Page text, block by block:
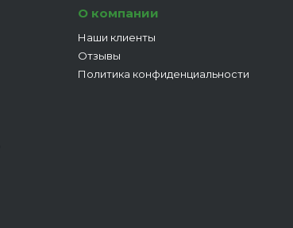
О компании
Наши клиенты
Отзывы
Политика конфиденциальности